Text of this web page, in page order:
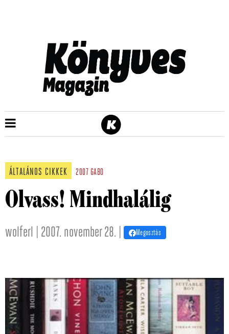
ÁLTALÁNOS CIKKEK 2007 GABO
Olvass! Mindhalálig
wolferl | 2007. november 28. | Megosztás